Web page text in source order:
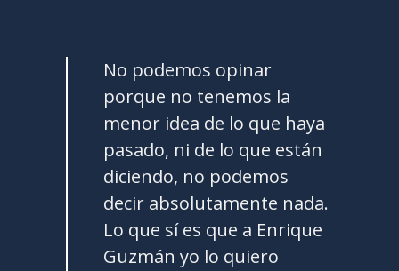
No podemos opinar
porque no tenemos la
menor idea de lo que haya
pasado, ni de lo que están
diciendo, no podemos
decir absolutamente nada.
Lo que sí es que a Enrique
Guzmán yo lo quiero